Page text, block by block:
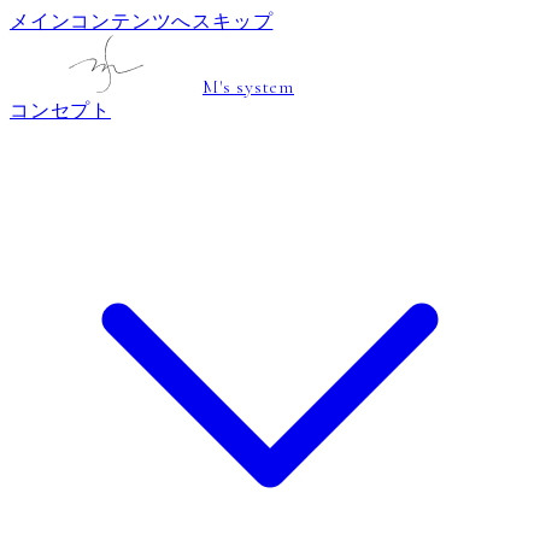
メインコンテンツへスキップ
M's system
コンセプト